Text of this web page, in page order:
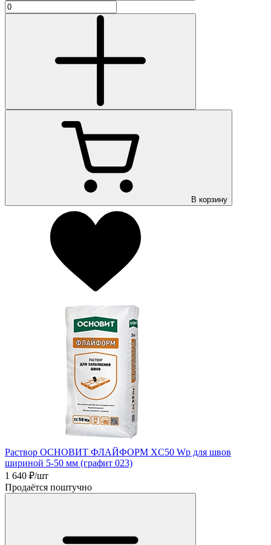
В корзину
Раствор ОСНОВИТ ФЛАЙФОРМ XC50 Wp для швов
шириной 5-50 мм (графит 023)
1 640 ₽/шт
Продаётся поштучно